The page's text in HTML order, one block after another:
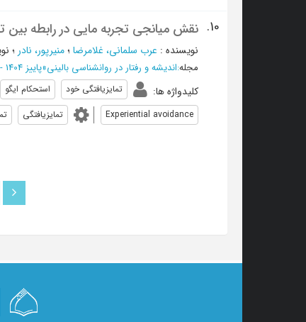
10. نقش میانجی تجربه مایی در رابطه بین
نویسنده : عرب سلماني، غلامرضا؛منيرپور، نادر ؛
مجله:اندیشه و رفتار در روانشناسی بالینی»پاییز 1404 - شماره 77
کلیدواژه ها: تمایزیافتگی خود استحکام ایگو
Experiential avoidance
تمایزیافتگی